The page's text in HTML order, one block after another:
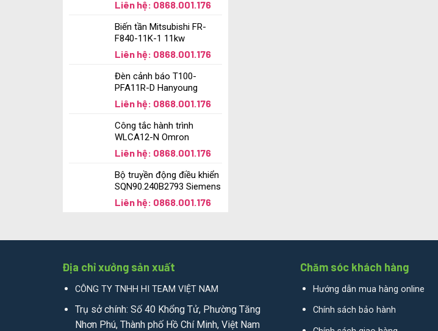
Liên hệ: 0868.001.176
Biến tần Mitsubishi FR-
F840-11K-1 11kw
Liên hệ: 0868.001.176
Đèn cảnh báo T100-
PFA11R-D Hanyoung
Liên hệ: 0868.001.176
Công tắc hành trình
WLCA12-N Omron
Liên hệ: 0868.001.176
Bộ truyền động điều khiển
SQN90.240B2793 Siemens
Liên hệ: 0868.001.176
Địa chỉ xưởng sản xuất
CÔNG TY TNHH HI TEAM VIỆT NAM
Trụ sở chính: Số 40 Khổng Tử, Phường Tăng
Nhơn Phú, Thành phố Hồ Chí Minh, Việt Nam
Chăm sóc khách hàng
Hướng dẫn mua hàng online
Chính sách bảo hành